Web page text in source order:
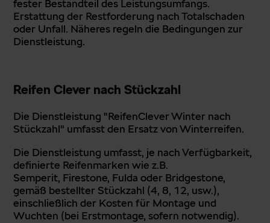
fester Bestandteil des Leistungsumfangs.
Erstattung der Restforderung nach Totalschaden
oder Unfall. Näheres regeln die Bedingungen zur
Dienstleistung.
Reifen Clever nach Stückzahl
Die Dienstleistung "ReifenClever Winter nach
Stückzahl" umfasst den Ersatz von Winterreifen.
Die Dienstleistung umfasst, je nach Verfügbarkeit,
definierte Reifenmarken wie z.B.
Semperit, Firestone, Fulda oder Bridgestone,
gemäß bestellter Stückzahl (4, 8, 12, usw.),
einschließlich der Kosten für Montage und
Wuchten (bei Erstmontage, sofern notwendig).